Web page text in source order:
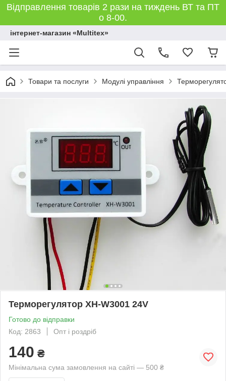
Відправлення товарів 2 рази на тиждень ВТ та ПТ
о 8-00.
інтернет-магазин «Multitex»
Товари та послуги Модулі управління
Терморегулятор XH-W3001 24V
Готово до відправки
Код: 2863
Опт і роздріб
140 ₴
Мінімальна сума замовлення на сайті — 500 ₴